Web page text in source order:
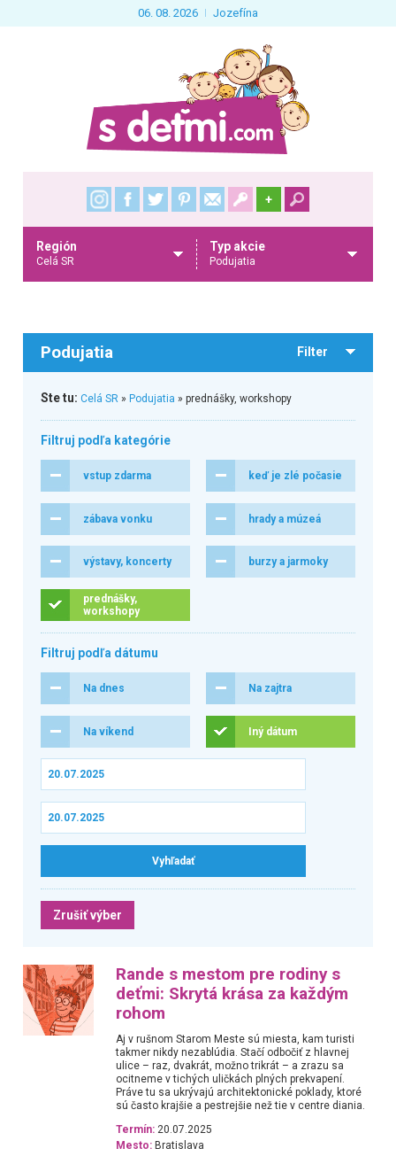
06. 08. 2026 Jozefína
+
Región
Celá SR
Typ akcie
Podujatia
Podujatia Filter
Ste tu: Celá SR» Podujatia » prednášky, workshopy
Filtruj podľa kategórie
vstup zdarma keď je zlé počasie
zábava vonku hrady a múzeá
výstavy, koncerty burzy a jarmoky
prednášky,
workshopy
Filtruj podľa dátumu
Na dnes Na zajtra
Na víkend Iný dátum
Zrušiť výber
Rande s mestom pre rodiny s
deťmi: Skrytá krása za každým
rohom
Aj v rušnom Starom Meste sú miesta, kam turisti
takmer nikdy nezablúdia. Stačí odbočiť z hlavnej
ulice – raz, dvakrát, možno trikrát – a zrazu sa
ocitneme v tichých uličkách plných prekvapení.
Práve tu sa ukrývajú architektonické poklady, ktoré
sú často krajšie a pestrejšie než tie v centre diania.
Termín: 20.07.2025
Mesto: Bratislava